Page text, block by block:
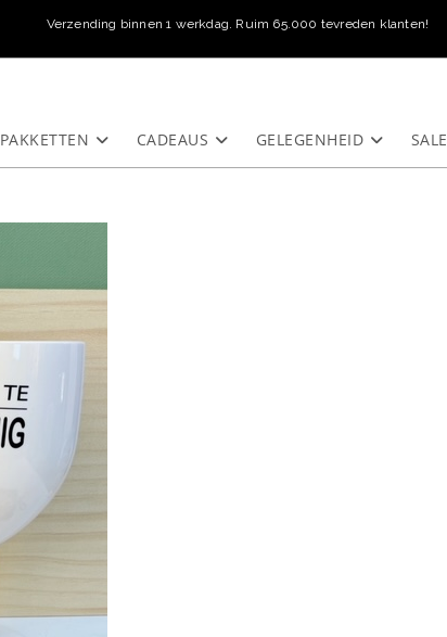
Verzending binnen 1 werkdag. Ruim 65.000 tevreden klanten!
PAKKETTEN CADEAUS GELEGENHEID SALE